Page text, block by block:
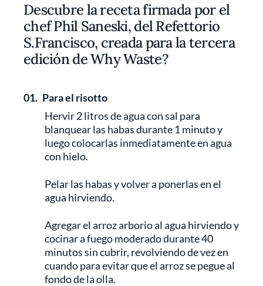
Descubre la receta firmada por el
chef Phil Saneski, del Refettorio
S.Francisco, creada para la tercera
edición de Why Waste?
01. Para el risotto
Hervir 2 litros de agua con sal para
blanquear las habas durante 1 minuto y
luego colocarlas inmediatamente en agua
con hielo.
Pelar las habas y volver a ponerlas en el
agua hirviendo.
Agregar el arroz arborio al agua hirviendo y
cocinar a fuego moderado durante 40
minutos sin cubrir, revolviendo de vez en
cuando para evitar que el arroz se pegue al
fondo de la olla.